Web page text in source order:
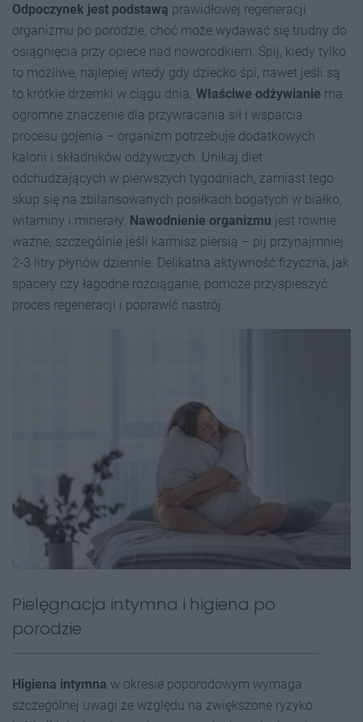
Odpoczynek jest podstawą prawidłowej regeneracji
organizmu po porodzie, choć może wydawać się trudny do
osiągnięcia przy opiece nad noworodkiem. Śpij, kiedy tylko
to możliwe, najlepiej wtedy gdy dziecko śpi, nawet jeśli są
to krótkie drzemki w ciągu dnia. Właściwe odżywianie ma
ogromne znaczenie dla przywracania sił i wsparcia
procesu gojenia – organizm potrzebuje dodatkowych
kalorii i składników odżywczych. Unikaj diet
odchudzających w pierwszych tygodniach, zamiast tego
skup się na zbilansowanych posiłkach bogatych w białko,
witaminy i minerały. Nawodnienie organizmu jest równie
ważne, szczególnie jeśli karmisz piersią – pij przynajmniej
2-3 litry płynów dziennie. Delikatna aktywność fizyczna, jak
spacery czy łagodne rozciąganie, pomoże przyspieszyć
proces regeneracji i poprawić nastrój.
Pielęgnacja intymna i higiena po
porodzie
Higiena intymna w okresie poporodowym wymaga
szczególnej uwagi ze względu na zwiększone ryzyko